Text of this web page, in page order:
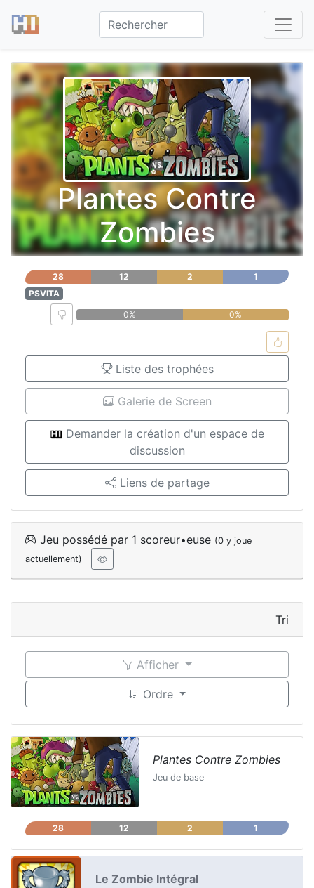
Plantes Contre
Zombies
28 12 2
1
PSVITA
0%
0%
Liste des trophées
Galerie de Screen
Demander la création d'un espace de
discussion
Liens de partage
Jeu possédé par 1 scoreur•euse (0 y joue
actuellement)
Tri
Afficher
Ordre
Plantes Contre Zombies
Jeu de base
28 12 2 1
Le Zombie Intégral